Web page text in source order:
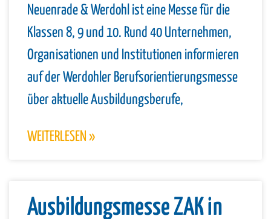
Neuenrade & Werdohl ist eine Messe für die
Klassen 8, 9 und 10. Rund 40 Unternehmen,
Organisationen und Institutionen informieren
auf der Werdohler Berufsorientierungsmesse
über aktuelle Ausbildungsberufe,
WEITERLESEN »
Ausbildungsmesse ZAK in